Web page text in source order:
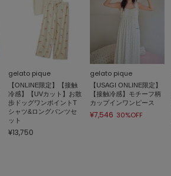
gelato pique
【ONLINE限定】【接触
冷感】【UVカット】お散
歩ドッグワンポイントT
シャツ&ロングパンツセ
ット
¥13,750
gelato pique
【USAGI ONLINE限定】
【接触冷感】モチーフ柄
カップインワンピース
¥7,546 30%OFF